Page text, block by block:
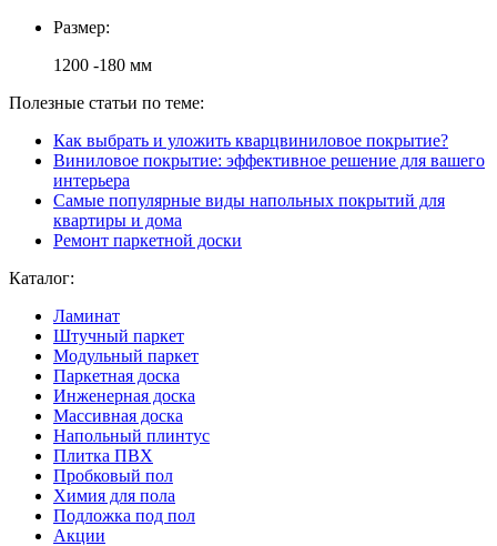
Размер:
1200 -180 мм
Полезные статьи по теме:
Как выбрать и уложить кварцвиниловое покрытие?
Виниловое покрытие: эффективное решение для вашего
интерьера
Самые популярные виды напольных покрытий для
квартиры и дома
Ремонт паркетной доски
Каталог:
Ламинат
Штучный паркет
Модульный паркет
Паркетная доска
Инженерная доска
Массивная доска
Напольный плинтус
Плитка ПВХ
Пробковый пол
Химия для пола
Подложка под пол
Акции